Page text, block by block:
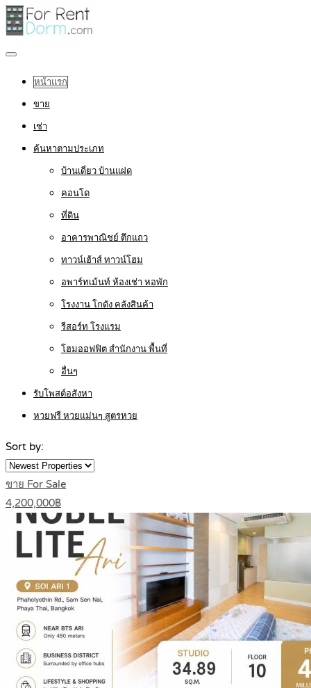
หน้าแรก
ขาย
เช่า
ค้นหาตามประเภท
บ้านเดี่ยว บ้านแฝด
คอนโด
ที่ดิน
อาคารพาณิชย์ ตึกแถว
ทาวน์เฮ้าส์ ทาวน์โฮม
อพาร์ทเม้นท์ ห้องเช่า หอพัก
โรงงาน โกดัง คลังสินค้า
รีสอร์ท โรงแรม
โฮมออฟฟิต สำนักงาน พื้นที่
อื่นๆ
รับโพสต์อสังหา
หวยฟรี หวยแม่นๆ สูตรหวย
Sort by:
ขาย For Sale
4,200,000฿